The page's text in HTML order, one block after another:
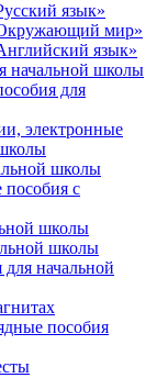
язык»
мир»
язык»
начальной школы
для
электронные
школы
с
школы
школы
начальной
пособия